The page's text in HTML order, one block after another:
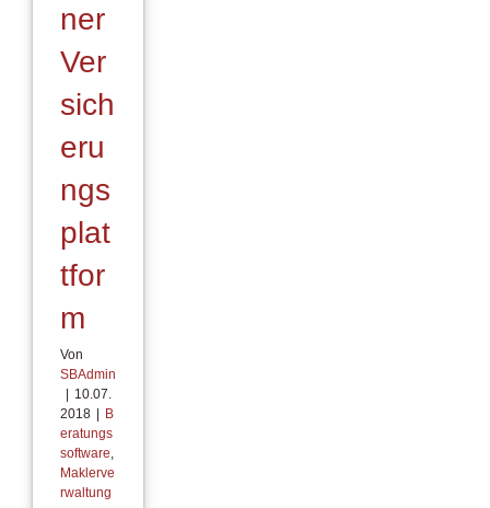
ner
Ver
sich
eru
ngs
plat
tfor
m
Von
SBAdmin
10.07.
2018
B
eratungs
software,
Maklerve
rwaltung